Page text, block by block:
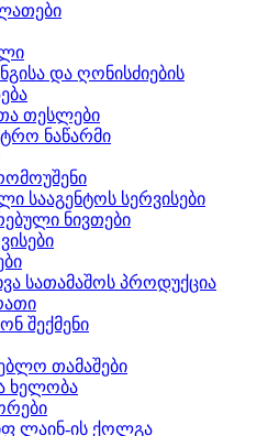
და ღონისძიების
თესლები
ნაწარმი
სააგენტოს სერვისები
ნივთები
სათამაშოს პროდუქცია
შექმენი
თამაშები
ხელობა
ლაინ-ის ქოლგა